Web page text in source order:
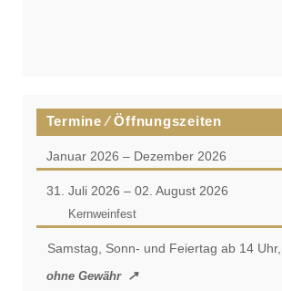
Termine ⁄ Öffnungszeiten
Januar 2026 – Dezember 2026
31. Juli 2026 – 02. August 2026
Kernweinfest
Samstag, Sonn- und Feiertag ab 14
ohne Gewähr